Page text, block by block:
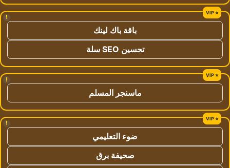
!
باقة باك لينك
تحسين SEO سلة
!
ماسنجر المسلم
!
ضوء التعليمي
صحيفة برق